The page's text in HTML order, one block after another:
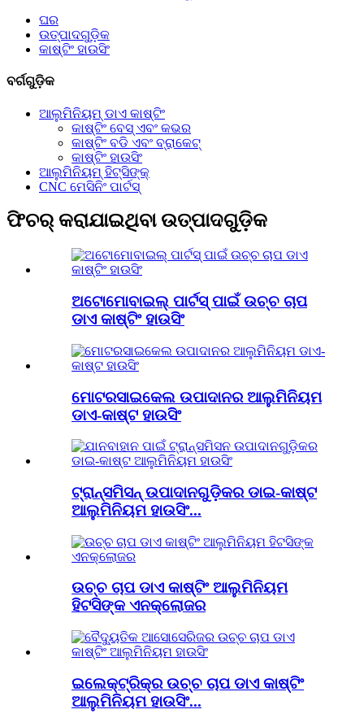
ଘର
ଉତ୍ପାଦଗୁଡ଼ିକ
କାଷ୍ଟିଂ ହାଉସିଂ
ବର୍ଗଗୁଡ଼ିକ
ଆଲୁମିନିୟମ୍ ଡାଏ କାଷ୍ଟିଂ
କାଷ୍ଟିଂ ବେସ୍ ଏବଂ କଭର
କାଷ୍ଟିଂ ବଡି ଏବଂ ବ୍ରାକେଟ୍
କାଷ୍ଟିଂ ହାଉସିଂ
ଆଲୁମିନିୟମ୍ ହିଟ୍ସିଙ୍କ୍
CNC ମେସିନିଂ ପାର୍ଟସ୍
ଫିଚର୍ କରାଯାଇଥିବା ଉତ୍ପାଦଗୁଡ଼ିକ
ଅଟୋମୋବାଇଲ୍ ପାର୍ଟସ୍ ପାଇଁ ଉଚ୍ଚ ଚାପ
ଡାଏ କାଷ୍ଟିଂ ହାଉସିଂ
ମୋଟରସାଇକେଲ ଉପାଦାନର ଆଲୁମିନିୟମ
ଡାଏ-କାଷ୍ଟ ହାଉସିଂ
ଟ୍ରାନ୍ସମିସନ୍ ଉପାଦାନଗୁଡ଼ିକର ଡାଇ-କାଷ୍ଟ
ଆଲୁମିନିୟମ ହାଉସିଂ...
ଉଚ୍ଚ ଚାପ ଡାଏ କାଷ୍ଟିଂ ଆଲୁମିନିୟମ
ହିଟସିଙ୍କ ଏନକ୍ଲୋଜର
ଇଲେକ୍ଟ୍ରିକ୍‌ର ଉଚ୍ଚ ଚାପ ଡାଏ କାଷ୍ଟିଂ
ଆଲୁମିନିୟମ ହାଉସିଂ...